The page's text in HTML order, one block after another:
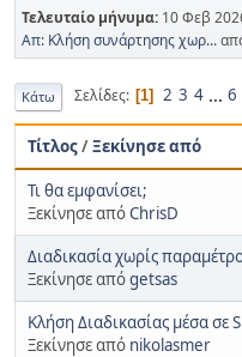
Τελευταίο μήνυμα: 10 Φεβ
Απ: Κλήση συνάρτησης χωρ...
Κάτω Σελίδες 1 2 3 4 ... 6
Τίτλος/Ξεκίνησε από
Τι θα εμφανίσει;
Ξεκίνησε απόChrisD
Διαδικασία χωρίς
Ξεκίνησε απόgetsas
Κλήση Διαδικασίας μέσα σε
Ξεκίνησε από nikolasmer